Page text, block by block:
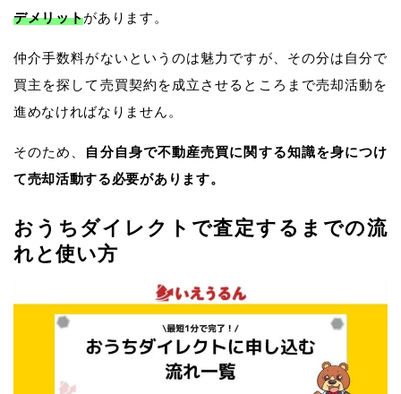
デメリットがあります。
仲介手数料がないというのは魅力ですが、その分は自分で
買主を探して売買契約を成立させるところまで売却活動を
進めなければなりません。
そのため、 自分自身で不動産売買に関する知識を身につけ
て売却活動する必要があります。
おうちダイレクトで査定するまでの流
れと使い方